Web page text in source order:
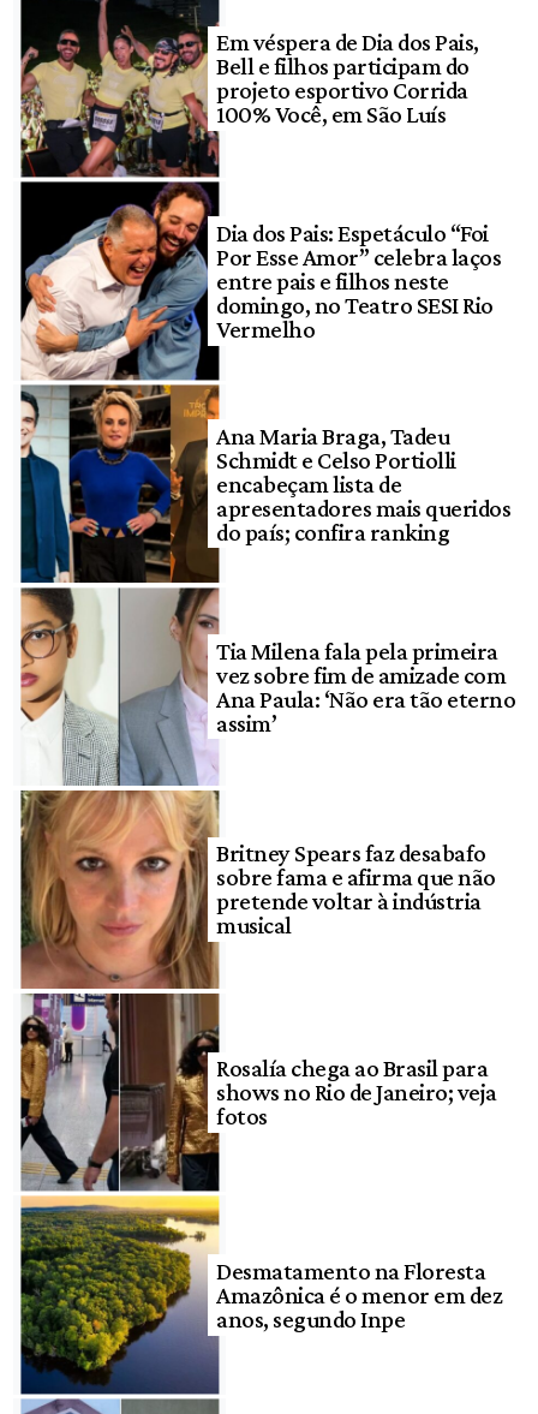
Em véspera de Dia dos Pais,
Bell e filhos participam do
projeto esportivo Corrida
100% Você, em São Luís
Dia dos Pais: Espetáculo “Foi
Por Esse Amor” celebra laços
entre pais e filhos neste
domingo, no Teatro SESI Rio
Vermelho
Ana Maria Braga, Tadeu
Schmidt e Celso Portiolli
encabeçam lista de
apresentadores mais queridos
do país; confira ranking
Tia Milena fala pela primeira
vez sobre fim de amizade com
Ana Paula: ‘Não era tão eterno
assim’
Britney Spears faz desabafo
sobre fama e afirma que não
pretende voltar à indústria
musical
Rosalía chega ao Brasil para
shows no Rio de Janeiro; veja
fotos
Desmatamento na Floresta
Amazônica é o menor em dez
anos, segundo Inpe